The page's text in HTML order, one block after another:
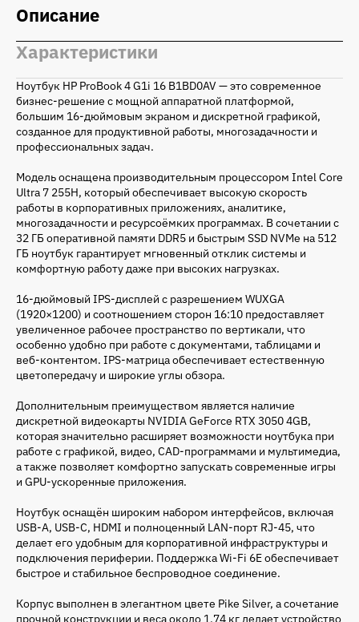
Описание
Характеристики
Ноутбук HP ProBook 4 G1i 16 B1BD0AV — это современное
бизнес-решение с мощной аппаратной платформой,
большим 16-дюймовым экраном и дискретной графикой,
созданное для продуктивной работы, многозадачности и
профессиональных задач.
Модель оснащена производительным процессором Intel Core
Ultra 7 255H, который обеспечивает высокую скорость
работы в корпоративных приложениях, аналитике,
многозадачности и ресурсоёмких программах. В сочетании с
32 ГБ оперативной памяти DDR5 и быстрым SSD NVMe на 512
ГБ ноутбук гарантирует мгновенный отклик системы и
комфортную работу даже при высоких нагрузках.
16-дюймовый IPS-дисплей с разрешением WUXGA
(1920×1200) и соотношением сторон 16:10 предоставляет
увеличенное рабочее пространство по вертикали, что
особенно удобно при работе с документами, таблицами и
веб-контентом. IPS-матрица обеспечивает естественную
цветопередачу и широкие углы обзора.
Дополнительным преимуществом является наличие
дискретной видеокарты NVIDIA GeForce RTX 3050 4GB,
которая значительно расширяет возможности ноутбука при
работе с графикой, видео, CAD-программами и мультимедиа,
а также позволяет комфортно запускать современные игры
и GPU-ускоренные приложения.
Ноутбук оснащён широким набором интерфейсов, включая
USB-A, USB-C, HDMI и полноценный LAN-порт RJ-45, что
делает его удобным для корпоративной инфраструктуры и
подключения периферии. Поддержка Wi-Fi 6E обеспечивает
быстрое и стабильное беспроводное соединение.
Корпус выполнен в элегантном цвете Pike Silver, а сочетание
прочной конструкции и веса около 1.74 кг делает устройство